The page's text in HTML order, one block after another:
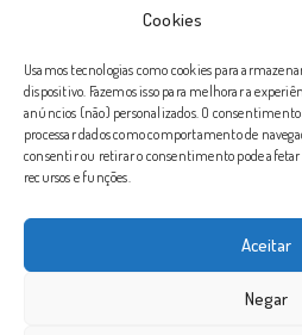
Cookies
Usamos tecnologias como cookies para
dispositivo. Fazemos isso para melhorar a
anúncios (não) personalizados. O
processar dados como comportamento de
consentir ou retirar o consentimento pode
recursos e funções.
Aceitar
Negar
Contato
Sobre
Onde